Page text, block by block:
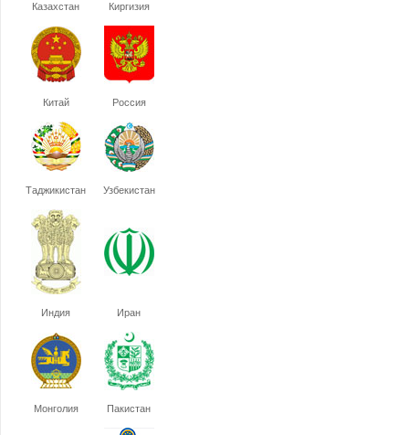
Казахстан Киргизия
Китай Россия
Таджикистан Узбекистан
Индия Иран
Монголия Пакистан